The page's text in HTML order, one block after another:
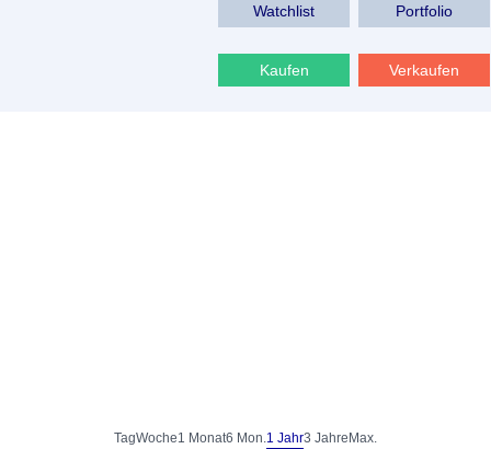
Watchlist Portfolio
Kaufen Verkaufen
TagWoche1 Monat6 Mon.1 Jahr3 Jahre Max.